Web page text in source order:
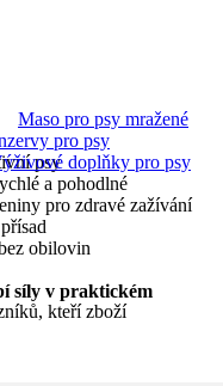
psy
a pohodlné
pro zdravé zažívání
obilovin
síly v praktickém
Maso pro psy mražené
pro psy
doplňky pro psy
kteří zboží